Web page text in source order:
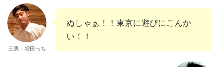
三男：増田っち
ぬしゃぁ！！東京に遊びにこんか
い！！